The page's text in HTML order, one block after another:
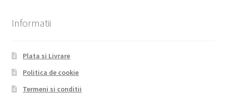
Informatii
Plata si Livrare
Politica de cookie
Termeni si conditii